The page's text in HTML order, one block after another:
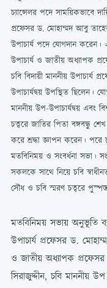
চ্যান্সেলর পদে সাময়িকভাবে
প্রফেসর ড. মোহাম্মদ আবু
উপাচার্য পদে যোগদান করেন।
উপাচার্য ও জাতীয় অধ্যাপক
চবি বিদায়ী মাননীয়
উপাচার্যদ্বয় উপস্থিত ছিলেন।
মাননীয় উপ-উপাচার্যদ্বয় এবং
চত্বরে জাতির পিতা বঙ্গবন্ধু
করে শ্রদ্ধা জ্ঞাপন করেন। পরে
মতবিনিময় ও সংবর্ধনা সভা।
সকলকে সাথে নিয়ে চবি
সৌধ ও চবি স্মরণ চত্বরে
মতবিনিময় সভায় অনুভূতি
উপাচার্য প্রফেসর ড.
ও জাতীয় অধ্যাপক
সিরাজুদ্দীন, চবি মাননীয়